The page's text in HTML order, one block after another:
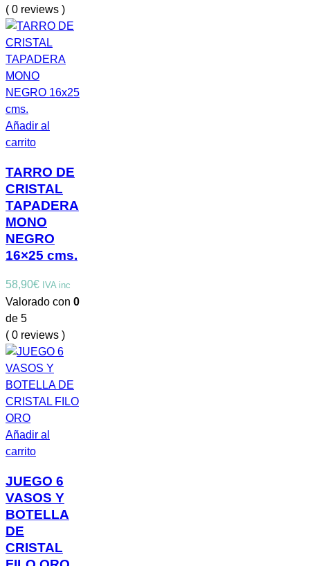
( 0 reviews )
Añadir al
carrito
TARRO DE
CRISTAL
TAPADERA
MONO
NEGRO
16×25 cms.
58,90€ IVA inc
Valorado con 0
de 5
( 0 reviews )
Añadir al
carrito
JUEGO 6
VASOS Y
BOTELLA
DE
CRISTAL